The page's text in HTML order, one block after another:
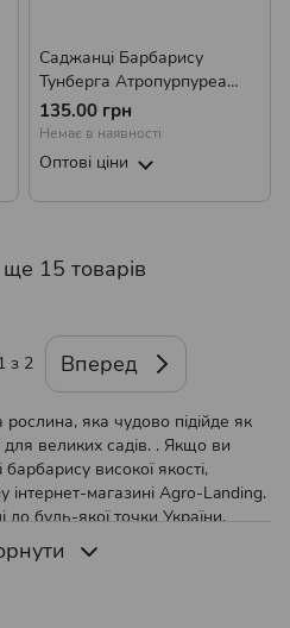
Саджанці Барбарису
Тунберга Атропурпуреа
Нана Р9
135.00 грн
Немає в наявності
Оптові ціни
15 товарів
з 2 Вперед
яка чудово підійде як
для великих садів. . Якщо ви
високої якості,
магазині Agro-Landing.
будь-якої точки України.